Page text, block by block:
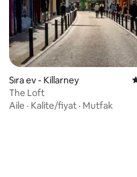
Sıra ev - Killarney
The Loft
Aile · Kalite/fiyat · Mutfak